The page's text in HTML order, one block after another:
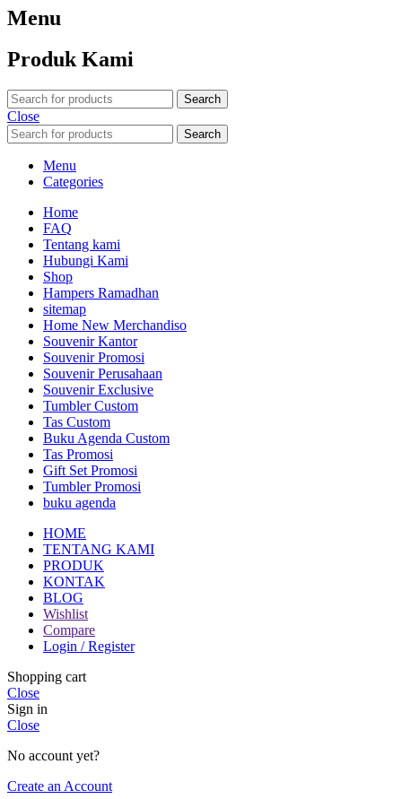
Menu
Produk Kami
Search
Close
Search
Menu
Categories
Home
FAQ
Tentang kami
Hubungi Kami
Shop
Hampers Ramadhan
sitemap
Home New Merchandiso
Souvenir Kantor
Souvenir Promosi
Souvenir Perusahaan
Souvenir Exclusive
Tumbler Custom
Tas Custom
Buku Agenda Custom
Tas Promosi
Gift Set Promosi
Tumbler Promosi
buku agenda
HOME
TENTANG KAMI
PRODUK
KONTAK
BLOG
Wishlist
Compare
Login / Register
Shopping cart
Close
Sign in
Close
No account yet?
Create an Account